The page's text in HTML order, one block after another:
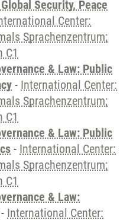
Security, Peace
Center:
Sprachenzentrum;
C1
& Law: Public
- International Center:
Sprachenzentrum;
C1
& Law: Public
- International Center:
Sprachenzentrum;
C1
& Law:
- International Center: